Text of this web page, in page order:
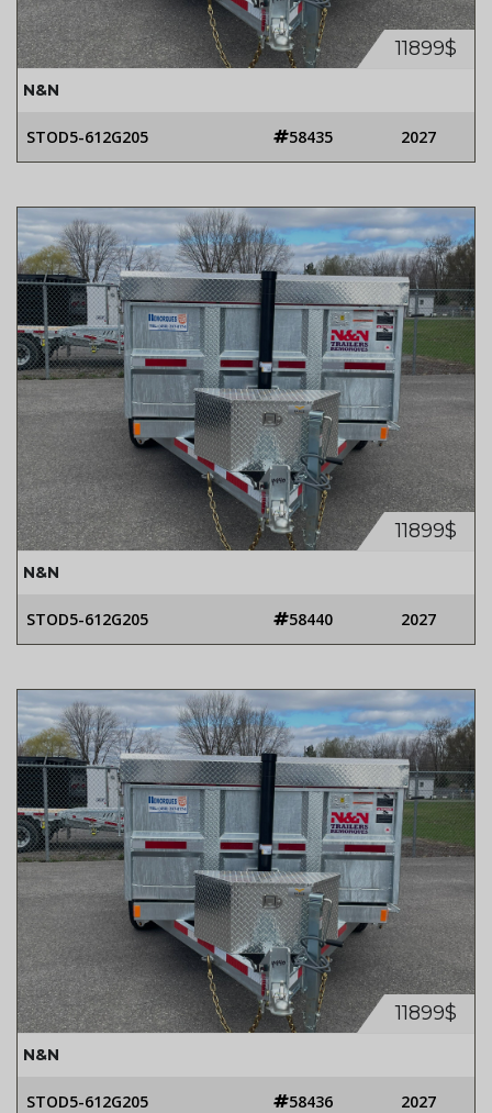
11899$
N&N
STOD5-612G205 58435 2027
11899$
N&N
STOD5-612G205 58440 2027
11899$
N&N
STOD5-612G205 58436 2027